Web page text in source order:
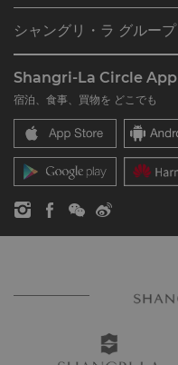
レストラン＆バー
シャングリ・ラ サークルに入会
よくあるお問合せや質問
SLCに関するお問い合わせ
シャングリ・ラ グループ
シャングリ・ラ ブランド
シャングリ・ラ センター
レジデンス
お問い合わせ
採用情報
企業の社会的責任
ニュース
Shangri-La Circle App
宿泊、食事、買物を どこでも